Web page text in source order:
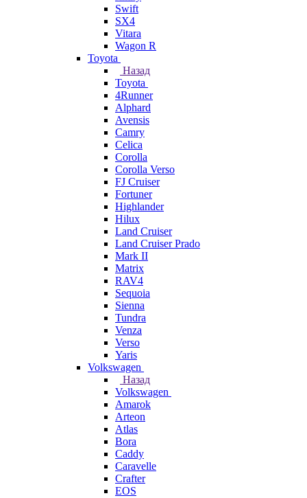
Swift
SX4
Vitara
Wagon R
Toyota
Назад
Toyota
4Runner
Alphard
Avensis
Camry
Celica
Corolla
Corolla Verso
FJ Cruiser
Fortuner
Highlander
Hilux
Land Cruiser
Land Cruiser Prado
Mark II
Matrix
RAV4
Sequoia
Sienna
Tundra
Venza
Verso
Yaris
Volkswagen
Назад
Volkswagen
Amarok
Arteon
Atlas
Bora
Caddy
Caravelle
Crafter
EOS